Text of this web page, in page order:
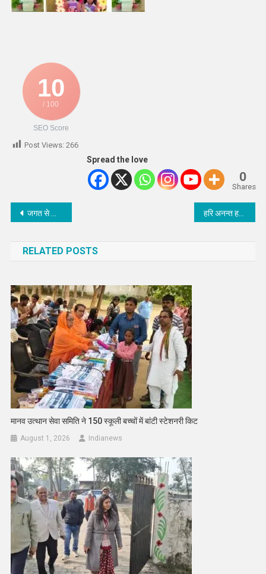
10
/ 100
SEO Score
Post Views: 266
Spread the love
0
Shares
Post
जगत से जादा जरूरी है जगदीश से सम्बन्ध बनना : राजन जी महाराज
RELATED POSTS
मानव उत्थान सेवा समिति ने 150 स्कूली बच्चों में बांटी स्टेशनरी किट
August 1, 2026 Indianews